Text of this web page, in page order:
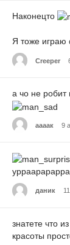
Наконецто
Я тоже играю
Creeper
а чо не робит
аааак 9
даник
знатете что
красоты